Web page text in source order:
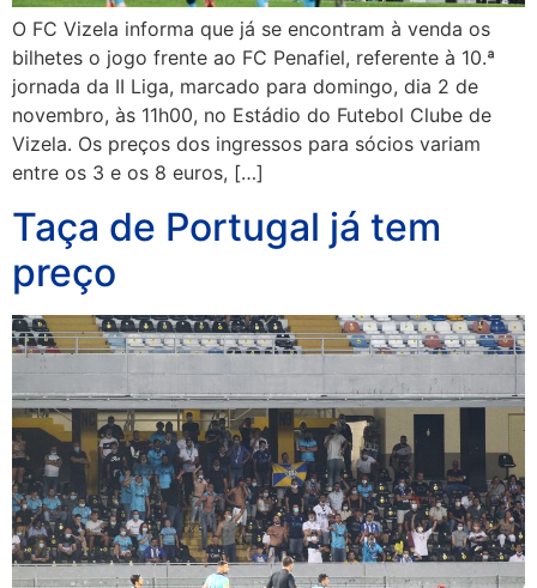
O FC Vizela informa que já se encontram à venda os
bilhetes o jogo frente ao FC Penafiel, referente à 10.ª
jornada da II Liga, marcado para domingo, dia 2 de
novembro, às 11h00, no Estádio do Futebol Clube de
Vizela. Os preços dos ingressos para sócios variam
entre os 3 e os 8 euros, […]
Taça de Portugal já tem
preço